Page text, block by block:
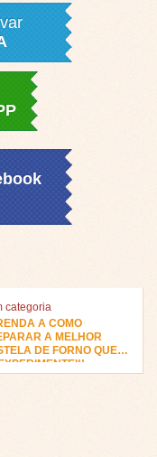
categoria
A COMO
A MELHOR
DE FORNO QUE